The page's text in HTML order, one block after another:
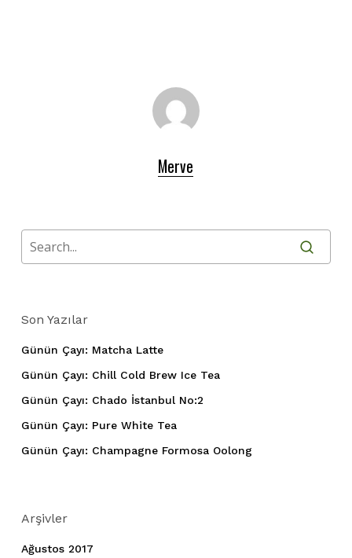
Merve
Son Yazılar
Günün Çayı: Matcha Latte
Günün Çayı: Chill Cold Brew Ice Tea
Günün Çayı: Chado İstanbul No:2
Günün Çayı: Pure White Tea
Günün Çayı: Champagne Formosa Oolong
Arşivler
Ağustos 2017